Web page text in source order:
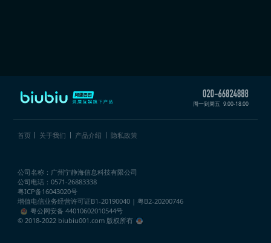
周一到周五 9:00-18:00
首页 关于我们 产品介绍 隐私政策
公司名称：广州宁静海信息科技有限公司
公司电话：0571-26883338
粤ICP备16043020号
增值电信业务经营许可证B1-20190040 | 粤B2-20200746
粤公网安备 44010602010544号
© 2018-2022 biubiu001.com 版权所有